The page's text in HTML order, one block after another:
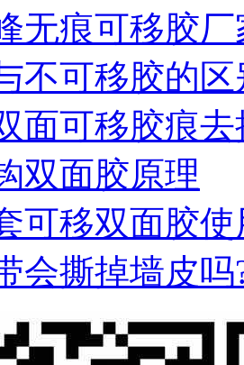
无痕可移胶厂
不可移胶的区
面可移胶痕
双面胶原理
可移双面胶
会撕掉墙皮吗